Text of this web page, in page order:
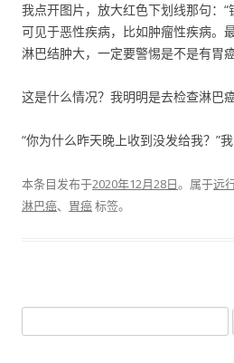
我点开图片，放大红色下划线那句：
可见于恶性疾病，比如肿瘤性疾病。
淋巴结肿大，一定要警惕是不是有胃
这是什么情况？我明明是去检查淋巴
“你为什么昨天晚上收到没发给我？”我
本条目发布于2020年12月28日。属于远
淋巴癌、 胃癌标签。
索